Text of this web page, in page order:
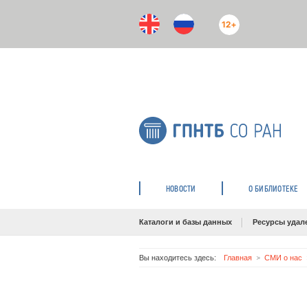
12+
НОВОСТИ О БИБЛИОТЕКЕ
Каталоги и базы данных Ресурсы
Вы находитесь здесь: Главная СМИ о нас